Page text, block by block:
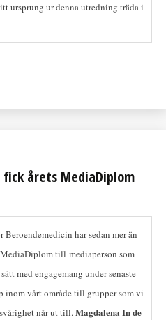
ursprung ur denna utredning träda i
årets MediaDiplom
har sedan mer än
MediaDiplom till mediaperson som
med engagemang under senaste
inom vårt område till grupper som vi
når ut till.Magdalena In de